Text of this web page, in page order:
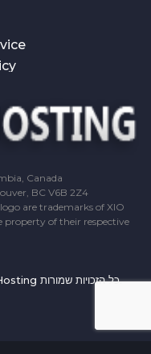
Canada
BC V6B 2Z4
are trademarks of XIO
property of their respective
זכויות יוצרים © 2022-2026 Legion Hosting כל הזכויות שמורות.